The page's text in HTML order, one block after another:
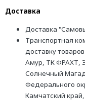
Доставка
Доставка
Транспортная
доставку
Амур, ТК ФРАХТ,
Солнечный
Федерального
Камчатский